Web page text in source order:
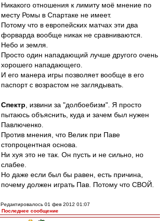
Никакого отношения к лимиту моё мнение по
месту Ромы в Спартаке не имеет.
Потому что в европейских матчах эти два
форварда вообще никак не сравниваются.
Небо и земля.
Просто один нападающий лучше другого очень
хорошего нападающего.
И его манера игры позволяет вообще в его
паспорт с возрастом не заглядывать.
Спектр , извини за "долбоебизм". Я просто
пытаюсь объяснить, куда и зачем был нужен
Павлюченко.
Против мнения, что Велик при Паве
стопроцентная основа.
Ни хуя это не так. Он пусть и не сильно, но
слабее.
Но даже если был бы равен, есть причина,
почему должен играть Пав. Потому что СВОЙ.
Редактировалось 01 фев 2012 01:07
Последнее сообщение